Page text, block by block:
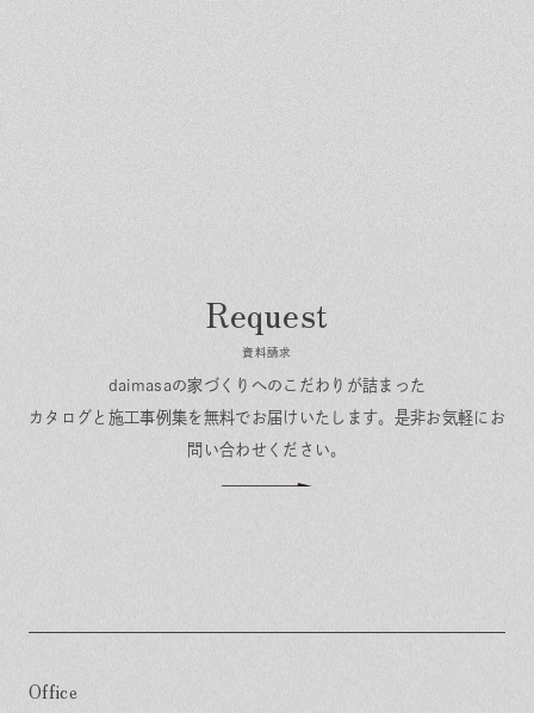
資料請求
daimasaの家づくりへのこだわりが詰まった
カタログと施工事例集を無料でお届けいたします。 是非お気軽にお
問い合わせください。
Office